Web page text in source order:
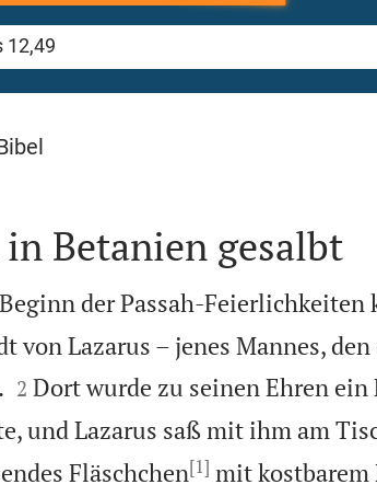
in Betanien gesalbt
der Passah-Feierlichkeiten
von Lazarus – jenes Mannes,

2 Dort wurde zu seinen Ehren ein
und Lazarus saß mit ihm am
Fläschchen[1] mit kostbarem